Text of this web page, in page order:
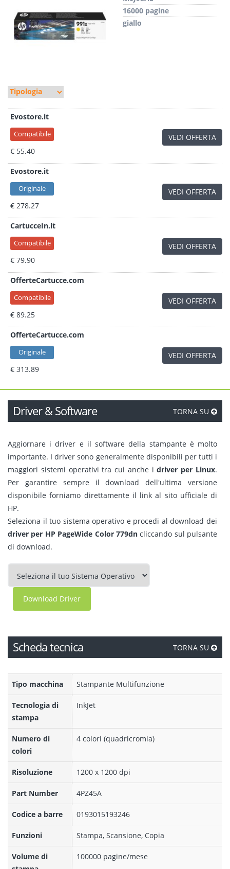
16000 pagine
giallo
Evostore.it
Compatibile
€ 55.40
VEDI OFFERTA
Evostore.it
Originale
€ 278.27
VEDI OFFERTA
CartucceIn.it
Compatibile
€ 79.90
VEDI OFFERTA
OfferteCartucce.com
Compatibile
€ 89.25
VEDI OFFERTA
OfferteCartucce.com
Originale
€ 313.89
VEDI OFFERTA
Driver & Software TORNA SU
Aggiornare i driver e il software della stampante è molto
importante. I driver sono generalmente disponibili per tutti i
maggiori sistemi operativi tra cui anche idriver per Linux.
Per garantire sempre il download dell'ultima versione
disponibile forniamo direttamente il link al sito ufficiale di
HP.
Seleziona il tuo sistema operativo e procedi al download dei
driver per HP PageWide Color 779dncliccando sul pulsante
di download.
Download Driver
Scheda tecnica TORNA SU
Tipo macchina Stampante Multifunzione
Tecnologia di
stampa
InkJet
Numero di
colori
4 colori (quadricromia)
Risoluzione 1200 x 1200 dpi
Part Number 4PZ45A
Codice a barre 0193015193246
Funzioni Stampa, Scansione, Copia
Volume di
100000 pagine/mese